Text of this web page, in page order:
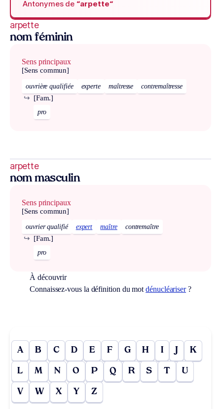
Antonymes de “arpette“
arpette
nom féminin
Sens principaux
[Sens commun]
ouvrière qualifiée experte maîtresse contremaîtresse
[Fam.]
↪
pro
arpette
nom masculin
Sens principaux
[Sens commun]
ouvrier qualifié expert maître contremaître
[Fam.]
↪
pro
À découvrir
Connaissez-vous la définition du motdénucléariser?
A B C D E F G H I J K
L M N O P Q R S T U
V W X Y Z